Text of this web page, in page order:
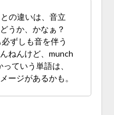
の違いは、音立
うか、かなぁ？
ずしも音を伴う
ねんけど、munch
ていう単語は、
ージがあるかも。